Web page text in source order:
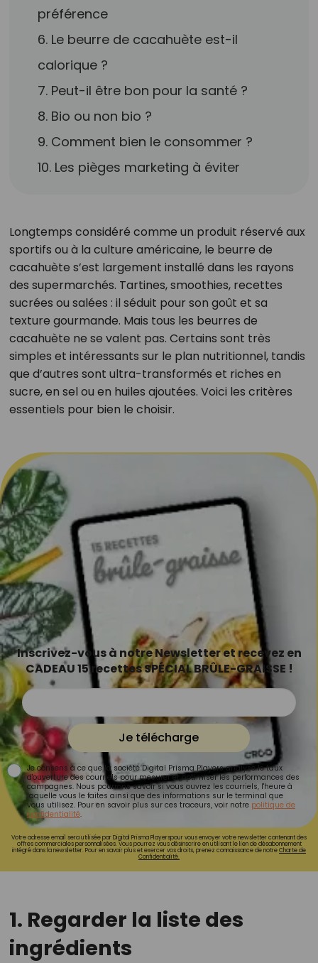
préférence
6. Le beurre de cacahuète est-il
calorique ?
7. Peut-il être bon pour la santé ?
8. Bio ou non bio ?
9. Comment bien le consommer ?
10. Les pièges marketing à éviter
Longtemps considéré comme un produit réservé aux
sportifs ou à la culture américaine, le beurre de
cacahuète s’est largement installé dans les rayons
des supermarchés. Tartines, smoothies, recettes
sucrées ou salées : il séduit pour son goût et sa
texture gourmande. Mais tous les beurres de
cacahuète ne se valent pas. Certains sont très
simples et intéressants sur le plan nutritionnel, tandis
que d’autres sont ultra-transformés et riches en
sucre, en sel ou en huiles ajoutées. Voici les critères
essentiels pour bien le choisir.
Inscrivez-vous à notre Newsletter et recevez en
CADEAU 15 recettes SPÉCIAL BRÛLE-GRAISSE !
Je télécharge
Je consens à ce que la société Digital Prisma Players analyse le taux
d'ouverture des courriels pour mesurer et optimiser les performances des
campagnes. Nous pourrons savoir si vous ouvrez les courriels, l'heure à
laquelle vous le faites ainsi que des informations sur le terminal que
vous utilisez. Pour en savoir plus sur ces traceurs, voir notre politique de
confidentialité.
Votre adresse email sera utilisée par Digital Prisma Playerspour vous envoyer votre newsletter contenant des
offres commerciales personnalisées. Vous pourrez vous désinscrire en utilisant le lien de désabonnement
intégré dans la newsletter. Pour en savoir plus et exercer vos droits, prenez connaissance de notreCharte de
Confidentialité.
1. Regarder la liste des
ingrédients